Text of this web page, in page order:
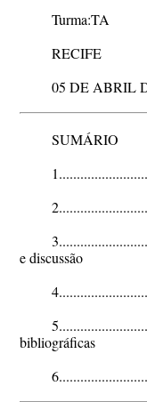
Turma:TA
RECIFE
05 DE ABRIL
SUMÁRIO
e discussão
bibliográficas